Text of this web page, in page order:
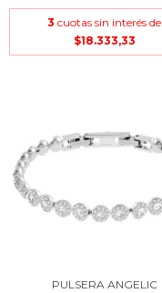
3 cuotas sin interés de
$18.333,33
PULSERA ANGELIC